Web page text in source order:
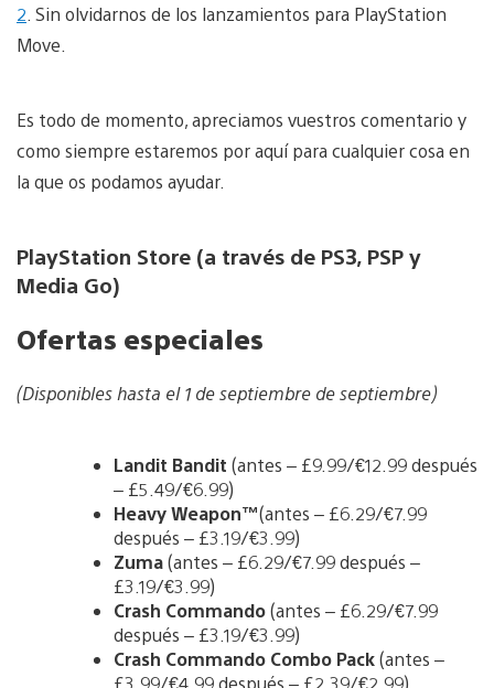
2 . Sin olvidarnos de los lanzamientos para PlayStation
Move.
Es todo de momento, apreciamos vuestros comentario y
como siempre estaremos por aquí para cualquier cosa en
la que os podamos ayudar.
PlayStation Store (a través de PS3, PSP y
Media Go)
Ofertas especiales
(Disponibles hasta el 1 de septiembre de septiembre)
Landit Bandit (antes – £9.99/€12.99 después
– £5.49/€6.99)
Heavy Weapon™(antes – £6.29/€7.99
después – £3.19/€3.99)
Zuma(antes – £6.29/€7.99 después –
£3.19/€3.99)
Crash Commando(antes – £6.29/€7.99
después – £3.19/€3.99)
Crash Commando Combo Pack(antes –